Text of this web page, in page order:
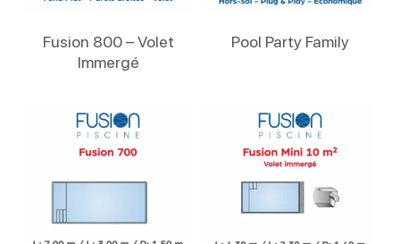
Fusion 800 – Volet
Immergé
Pool Party Family